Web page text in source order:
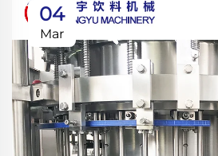
04
Mar